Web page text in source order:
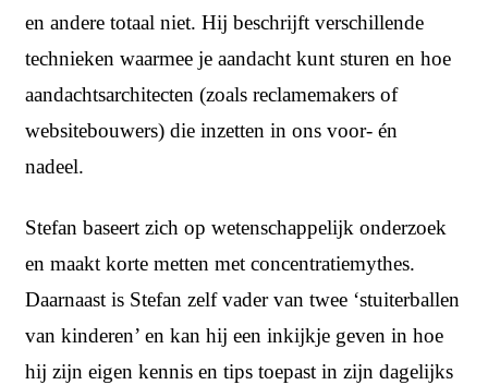
en andere totaal niet. Hij beschrijft verschillende
technieken waarmee je aandacht kunt sturen en hoe
aandachtsarchitecten (zoals reclamemakers of
websitebouwers) die inzetten in ons voor- én
nadeel.
Stefan baseert zich op wetenschappelijk onderzoek
en maakt korte metten met concentratiemythes.
Daarnaast is Stefan zelf vader van twee ‘stuiterballen
van kinderen’ en kan hij een inkijkje geven in hoe
hij zijn eigen kennis en tips toepast in zijn dagelijks